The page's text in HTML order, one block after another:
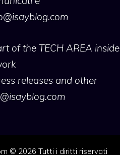
of the TECH AREA inside
releases and other
© 2026 Tutti i diritti riservati